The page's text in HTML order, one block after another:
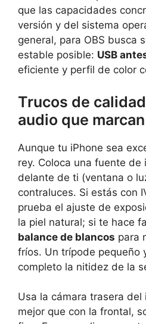
que las capacidades
versión y del sistema
general, para OBS busca
estable posible: USB
eficiente y perfil de color
Trucos de
audio que
Aunque tu iPhone sea
rey. Coloca una fuente de
delante de ti (ventana o
contraluces. Si estás con
prueba el ajuste de
la piel natural; si te hace
balance de blancos para
fríos. Un trípode pequeño
completo la nitidez de la
Usa la cámara trasera del
mejor que con la frontal,